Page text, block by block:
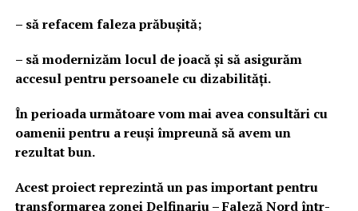
– să refacem faleza prăbușită;
– să modernizăm locul de joacă și să asigurăm
accesul pentru persoanele cu dizabilități.
În perioada următoare vom mai avea consultări cu
oamenii pentru a reuși împreună să avem un
rezultat bun.
Acest proiect reprezintă un pas important pentru
transformarea zonei Delfinariu – Faleză Nord într-